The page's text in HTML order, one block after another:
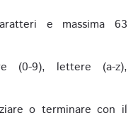
e massima 63
(0-9), lettere (a-z),
o terminare con il